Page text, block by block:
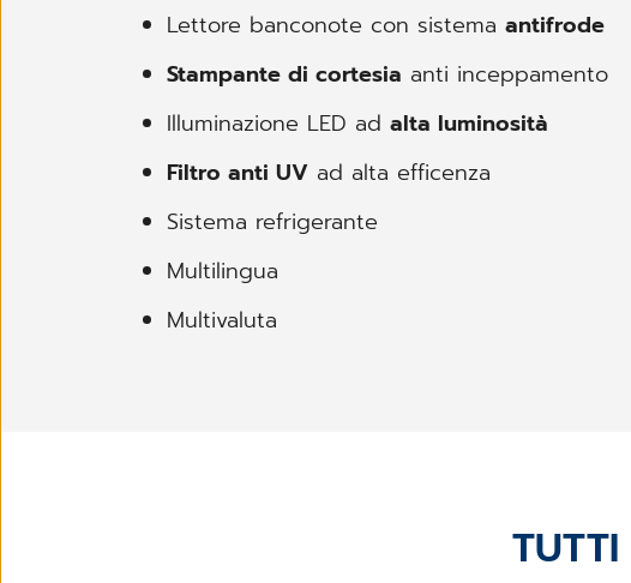
Lettore banconote con sistema antifrode
Stampante di cortesia anti inceppamento
Illuminazione LED ad alta luminosità
Filtro anti UVad alta efficenza
Sistema refrigerante
Multilingua
Multivaluta